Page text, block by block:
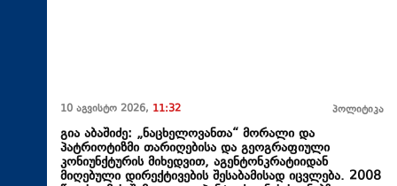
10 აგვისტო 2026, 11:32 პოლიტიკა
გია აბაშიძე: „ნაცხელოვანთა“ მორალი და
პატრიოტიზმი თარიღებისა და გეოგრაფიული
კონიუნქტურის მიხედვით, აგენტონკრატიიდან
მიღებული დირექტივების შესაბამისად იცვლება. 2008